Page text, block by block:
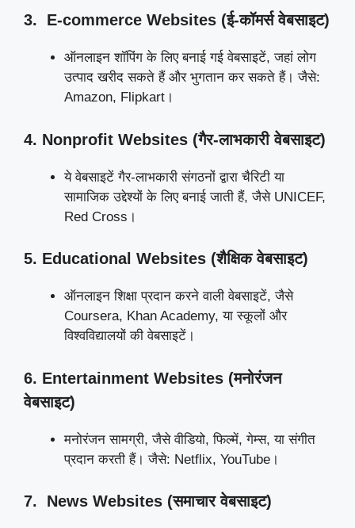
3. E-commerce Websites (ई-कॉमर्स वेबसाइट)
ऑनलाइन शॉपिंग के लिए बनाई गई वेबसाइटें, जहां लोग
उत्पाद खरीद सकते हैं और भुगतान कर सकते हैं। जैसे:
Amazon, Flipkart।
4. Nonprofit Websites (गैर-लाभकारी वेबसाइट)
ये वेबसाइटें गैर-लाभकारी संगठनों द्वारा चैरिटी या
सामाजिक उद्देश्यों के लिए बनाई जाती हैं, जैसे UNICEF,
Red Cross।
5. Educational Websites (शैक्षिक वेबसाइट)
ऑनलाइन शिक्षा प्रदान करने वाली वेबसाइटें, जैसे
Coursera, Khan Academy, या स्कूलों और
विश्वविद्यालयों की वेबसाइटें।
6. Entertainment Websites (मनोरंजन
वेबसाइट)
मनोरंजन सामग्री, जैसे वीडियो, फिल्में, गेम्स, या संगीत
प्रदान करती हैं। जैसे: Netflix, YouTube।
7. News Websites (समाचार वेबसाइट)